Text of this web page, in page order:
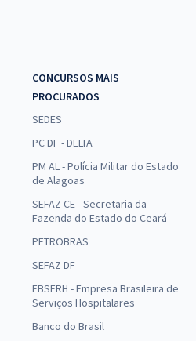
CONCURSOS MAIS
PROCURADOS
SEDES
PC DF - DELTA
PM AL - Polícia Militar do Estado
de Alagoas
SEFAZ CE - Secretaria da
Fazenda do Estado do Ceará
PETROBRAS
SEFAZ DF
EBSERH - Empresa Brasileira de
Serviços Hospitalares
Banco do Brasil